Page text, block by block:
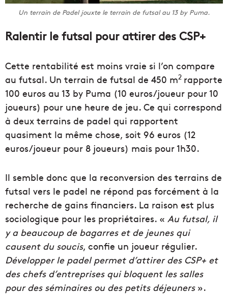
Un terrain de Padel jouxte le terrain de futsal au 13 by Puma.
Ralentir le futsal pour attirer des CSP+
Cette rentabilité est moins vraie si l’on compare
au futsal. Un terrain de futsal de 450 m2 rapporte
100 euros au 13 by Puma (10 euros/joueur pour 10
joueurs) pour une heure de jeu. Ce qui correspond
à deux terrains de padel qui rapportent
quasiment la même chose, soit 96 euros (12
euros/joueur pour 8 joueurs) mais pour 1h30.
Il semble donc que la reconversion des terrains de
futsal vers le padel ne répond pas forcément à la
recherche de gains financiers. La raison est plus
sociologique pour les propriétaires. « Au futsal, il
y a beaucoup de bagarres et de jeunes qui
causent du soucis, confie un joueur régulier.
Développer le padel permet d’attirer des CSP+ et
des chefs d’entreprises qui bloquent les salles
pour des séminaires ou des petits déjeuners».